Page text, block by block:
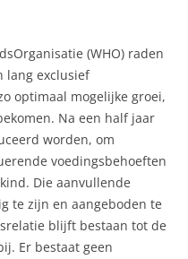
(WHO) raden
lang exclusief
optimaal mogelijke groei,
Na een half jaar
worden, om
voedingsbehoeften
Die aanvullende
te zijn en aangeboden te
blijft bestaan tot de
Er bestaat geen